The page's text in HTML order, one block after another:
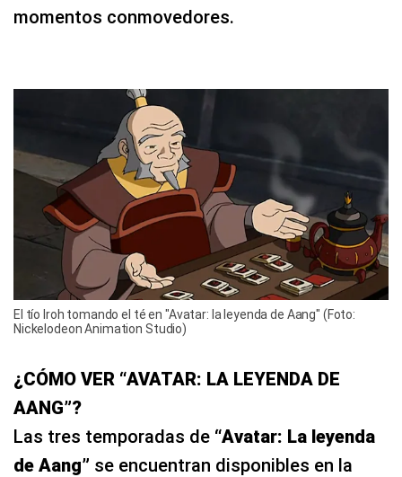
momentos conmovedores.
El tío Iroh tomando el té en "Avatar: la leyenda de Aang" (Foto:
Nickelodeon Animation Studio)
¿CÓMO VER “AVATAR: LA LEYENDA DE
AANG”?
Las tres temporadas de “Avatar: La leyenda
de Aang” se encuentran disponibles en la